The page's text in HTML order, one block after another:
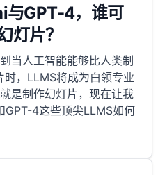
GPT-4，谁可
灯片？
当人工智能能够比人类制
，LLMS将成为白领专业
是制作幻灯片，现在让我
4这些顶尖LLMS如何